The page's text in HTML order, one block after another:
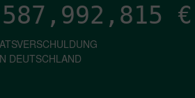
€
DEUTSCHLAND